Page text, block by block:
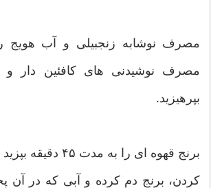
مصرف نوشابه زنجبیلی و آب هویج را
مصرف نوشیدنی های کافئین دار و
بپرهیزید.
برنج قهوه ای را به
کردن، برنج دم کرده و آبی که در آن